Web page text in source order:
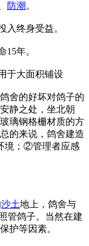
防潮 。
入终身受益。
15年。
于大面积铺设
舍的好坏对鸽子的
静之处，坐北朝
璃钢格栅材质的方
的来说，鸽舍建造
境；②管理者应感
沙土地上，鸽舍与
管鸽子。当然在建
护等因素。